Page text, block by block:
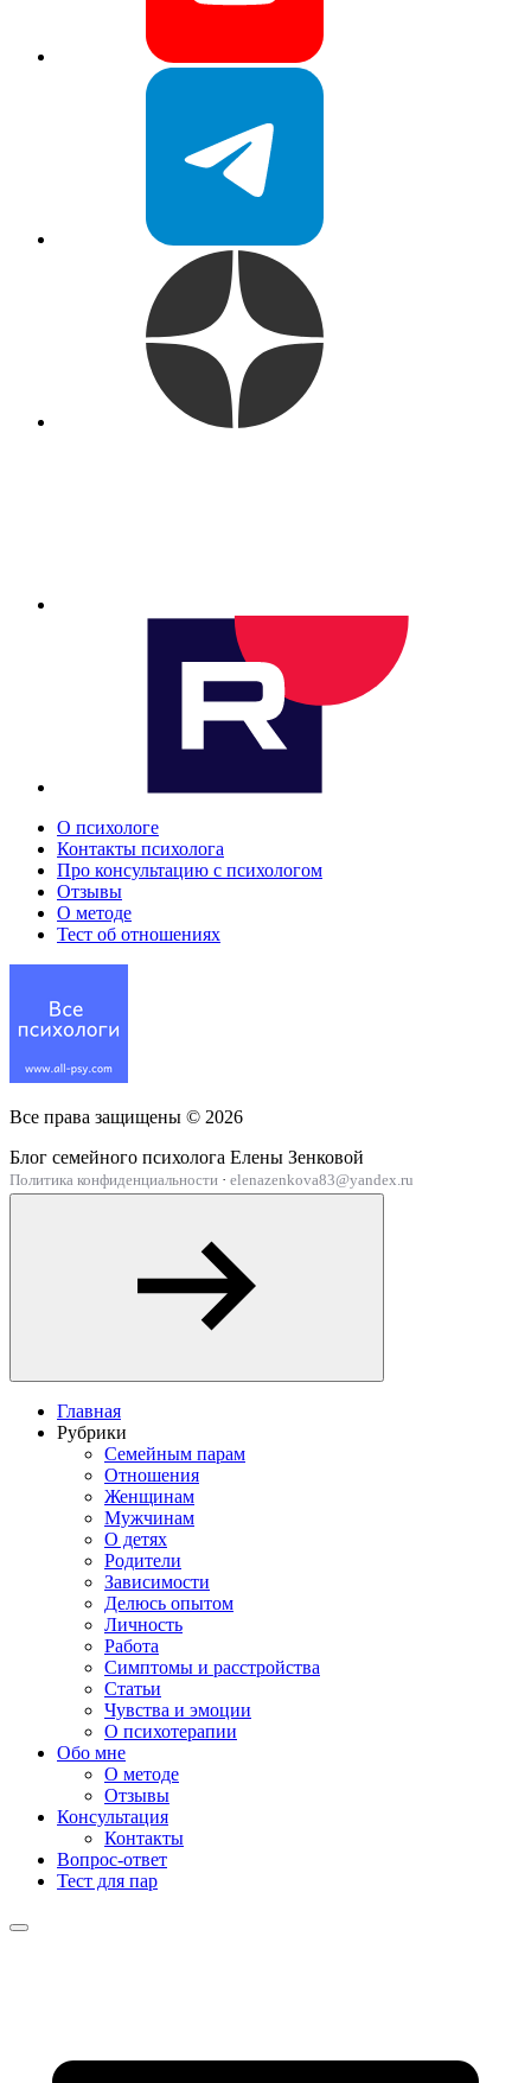
О психологе
Контакты психолога
Про консультацию с психологом
Отзывы
О методе
Тест об отношениях
Все права защищены © 2026
Блог семейного психолога Елены Зенковой
Политика конфиденциальности · elenazenkova83@yandex.ru
Главная
Рубрики
Семейным парам
Отношения
Женщинам
Мужчинам
О детях
Родители
Зависимости
Делюсь опытом
Личность
Работа
Симптомы и расстройства
Статьи
Чувства и эмоции
О психотерапии
Обо мне
О методе
Отзывы
Консультация
Контакты
Вопрос-ответ
Тест для пар